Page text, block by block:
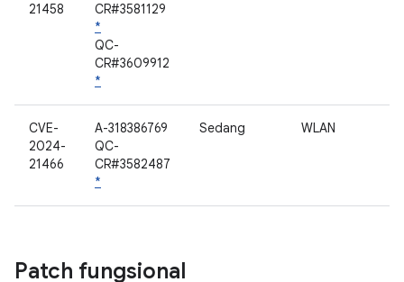
21458
CR#3581129
*
QC-
CR#3609912
*
CVE-
2024-
21466
A-318386769
QC-
CR#3582487
*
Sedang WLAN
Patch fungsional